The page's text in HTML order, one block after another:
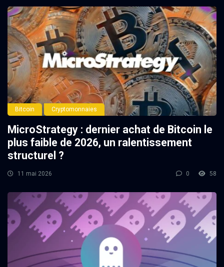
Bitcoin Cryptomonnaies
MicroStrategy : dernier achat de Bitcoin le
plus faible de 2026, un ralentissement
structurel ?
11 mai 2026 0 58